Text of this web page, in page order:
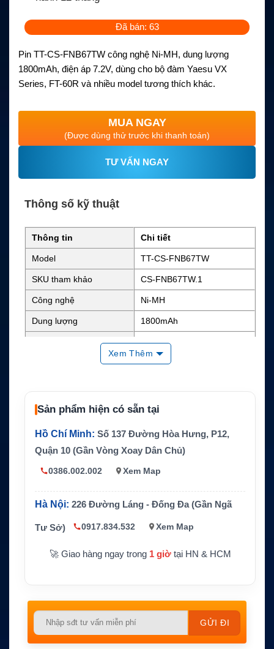
Đã bán: 63
Pin TT-CS-FNB67TW công nghệ Ni-MH, dung lượng
1800mAh, điện áp 7.2V, dùng cho bộ đàm Yaesu VX
Series, FT-60R và nhiều model tương thích khác.
MUA NGAY
(Được dùng thử trước khi thanh toán)
TƯ VẤN NGAY
Thông số kỹ thuật
Thông tin Chi tiết
Model TT-CS-FNB67TW
SKU tham khảo CS-FNB67TW.1
Công nghệ Ni-MH
Dung lượng 1800mAh
Điện áp danh định 7.2V
Khoảng 12.96Wh
Trọng lượng 0.5 lb
Mã pin thay thế
FNB-V57, FNB-V57H, FNB-6
4, FNB-64H, FNB-83 và FNB
-83H
Thiết bị tương thích
Yaesu VX-110, VX-120, VX-1
27, VX-150, VX-160, VX-170,
VX-177, VX-180, VX-210, VX
-210A, VX-400, VX-410, VX-
414, VX-417, VX-420, VX-42
FT-60R, FT-250E, FT-250R,
Hãng sản xuất
Yaesu
Bảo hành
Xem Thêm
Sản phẩm hiện có sẵn tại
Hồ Chí Minh: Số 137 Đường Hòa Hưng, P12,
Quận 10 (Gần Vòng Xoay Dân Chủ)
0386.002.002 Xem Map
Hà Nội: 226 Đường Láng - Đống Đa (Gần Ngã
Tư Sở) 0917.834.532 Xem Map
🚀 Giao hàng ngay trong 1 giờtại HN & HCM
Please